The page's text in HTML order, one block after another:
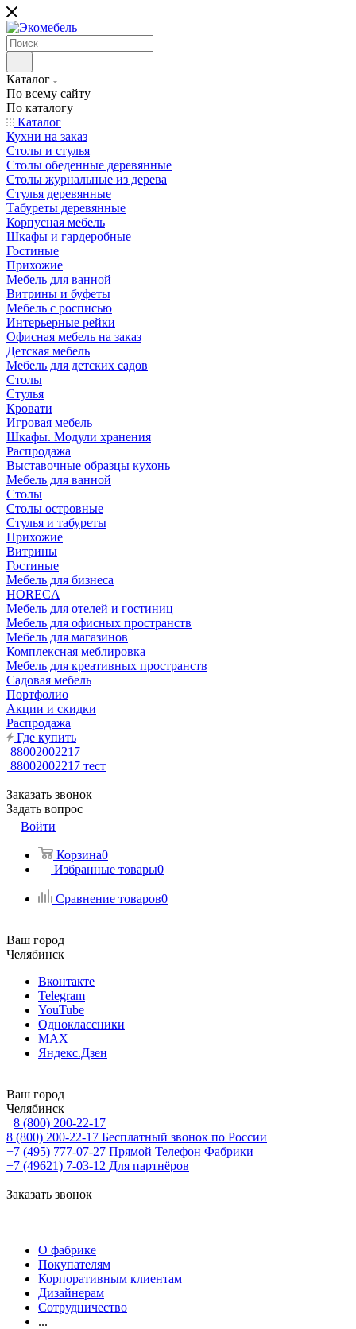
Каталог
По всему сайту
По каталогу
Каталог
Кухни на заказ
Столы и стулья
Столы обеденные деревянные
Столы журнальные из дерева
Стулья деревянные
Табуреты деревянные
Корпусная мебель
Шкафы и гардеробные
Гостиные
Прихожие
Мебель для ванной
Витрины и буфеты
Мебель с росписью
Интерьерные рейки
Офисная мебель на заказ
Детская мебель
Мебель для детских садов
Столы
Стулья
Кровати
Игровая мебель
Шкафы. Модули хранения
Распродажа
Выставочные образцы кухонь
Мебель для ванной
Столы
Столы островные
Стулья и табуреты
Прихожие
Витрины
Гостиные
Мебель для бизнеса
HORECA
Мебель для отелей и гостиниц
Мебель для офисных пространств
Мебель для магазинов
Комплексная меблировка
Мебель для креативных пространств
Садовая мебель
Портфолио
Акции и скидки
Распродажа
Где купить
88002002217
88002002217 тест
Заказать звонок
Задать вопрос
Войти
Корзина0
Избранные товары0
Сравнение товаров0
Ваш город
Челябинск
Вконтакте
Telegram
YouTube
Одноклассники
MAX
Яндекс.Дзен
Ваш город
Челябинск
8 (800) 200-22-17
8 (800) 200-22-17 Бесплатный звонок по России
+7 (495) 777-07-27 Прямой Телефон Фабрики
+7 (49621) 7-03-12 Для партнёров
Заказать звонок
О фабрике
Покупателям
Корпоративным клиентам
Дизайнерам
Сотрудничество
...